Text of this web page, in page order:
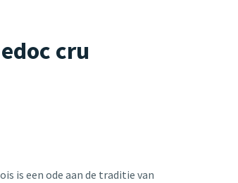
cru
is een ode aan de traditie van